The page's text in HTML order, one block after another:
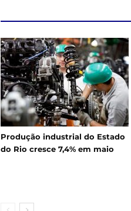
Produção industrial do Estado
do Rio cresce 7,4% em maio